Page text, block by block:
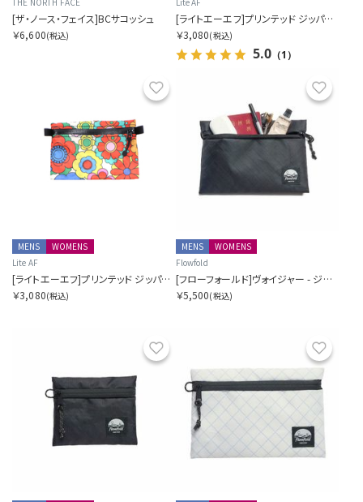
[ザ・ノース・フェイス]BCサコッシュ
￥6,600(税込)
[ライトエーエフ]プリンテッド ジッパーポーチ AKA ハイカーウォレット
￥3,080(税込)
5.0（1）
お気に入り
MENS
WOMENS
Lite AF
[ライトエーエフ]プリンテッド ジッパーポーチ AKA ハイカーウォレット
￥3,080(税込)
MENS
WOMENS
Flowfold
[フローフォールド]ヴォイジャー - ジッパーポーチ - M
￥5,500(税込)
お気に入り